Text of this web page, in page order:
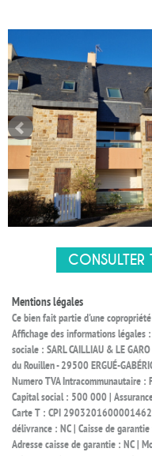
CONSULTER
Mentions légales
Ce bien fait partie d'une
Affichage des informations légales :
sociale : SARL CAILLIAU & LE
du Rouillen - 29500 ERGUÉ-
Numero TVA Intracommunautaire
Capital social : 500 000 | Assurance
Carte T : CPI
délivrance : NC | Caisse de
Adresse caisse de garantie : NC |